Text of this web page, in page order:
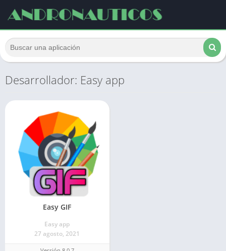
Desarrollador: Easy app
Easy GIF
Easy app
27 agosto, 2021